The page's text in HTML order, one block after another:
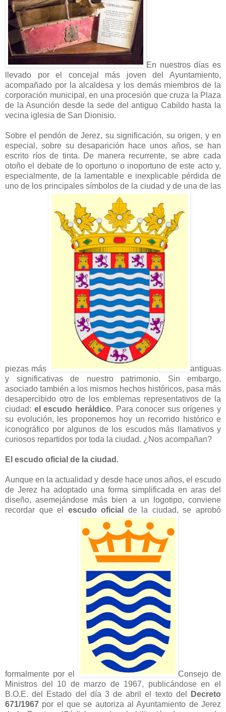
En nuestros días es
llevado por el concejal más joven del Ayuntamiento,
acompañado por la alcaldesa y los demás miembros de la
corporación municipal, en una procesión que cruza la Plaza
de la Asunción desde la sede del antiguo Cabildo hasta la
vecina iglesia de San Dionisio.
Sobre el pendón de Jerez, su significación, su origen, y en
especial, sobre su desaparición hace unos años, se han
escrito ríos de tinta. De manera recurrente, se abre cada
otoño el debate de lo oportuno o inoportuno de este acto y,
especialmente, de la lamentable e inexplicable pérdida de
uno de los principales símbolos de la ciudad y de una de las
piezas más
antiguas
y significativas de nuestro patrimonio. Sin embargo,
asociado también a los mismos hechos históricos, pasa más
desapercibido otro de los emblemas representativos de la
ciudad: el escudo heráldico. Para conocer sus orígenes y
su evolución, les proponemos hoy un recorrido histórico e
iconográfico por algunos de los escudos más llamativos y
curiosos repartidos por toda la ciudad. ¿Nos acompañan?
El escudo oficial de la ciudad.
Aunque en la actualidad y desde hace unos años, el escudo
de Jerez ha adoptado una forma simplificada en aras del
diseño, asemejándose más bien a un logotipo, conviene
recordar que el escudo oficial de la ciudad, se aprobó
formalmente por el
Consejo de
Ministros del 10 de marzo de 1967, publicándose en el
B.O.E. del Estado del día 3 de abril el texto del
Decreto
671/1967 por el que se autoriza al Ayuntamiento de Jerez